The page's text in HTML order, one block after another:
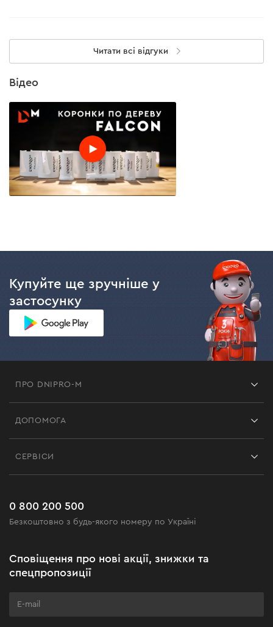
Читати всі відгуки
Відео
Купуйте ще зручніше у
застосунку
ПРО DNIPRO-M
Чорна п'ятниця
Клуб майстерності
ДОПОМОГА
Поширені запитання
СЕРВІСИ
0 800 200 500
Безкоштовно з будь-якого номеру по Україні
Сповіщення про нові акції, знижки та
спецпропозиції